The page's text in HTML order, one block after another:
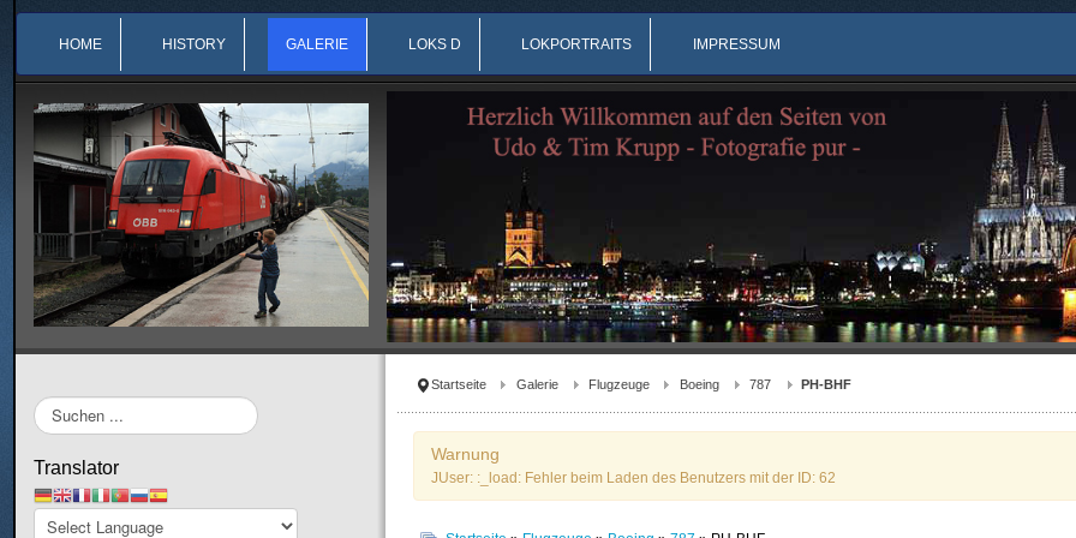
HOME HISTORY GALERIE LOKS D LOKPORTRAITS IMPRESSUM
Startseite Galerie Flugzeuge Boeing 787 PH-BHF
Warnung
JUser: :_load: Fehler beim Laden des Benutzers mit der ID: 62
Suchen
...
Translator